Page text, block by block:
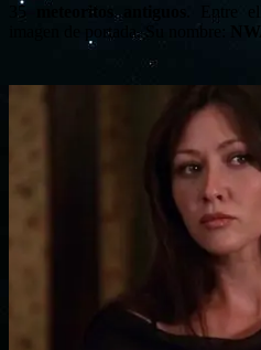
35
meteoritos antiguos
. Entre
imagen de portada. Su nombre: